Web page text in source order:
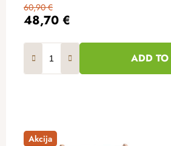
48,70 €
60,90 €
ADD TO
Akcija